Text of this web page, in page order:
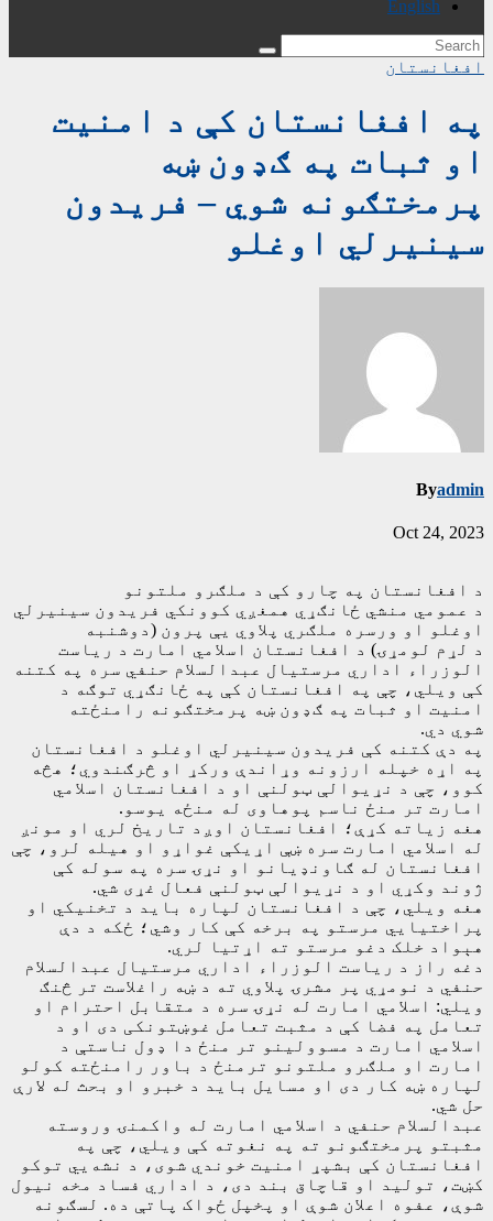
English
افغانستان
په افغانستان کې د امنیت
او ثبات په ګډون ښه
پرمختګونه شوي – فریدون
سینیرلي اوغلو
Byadmin
Oct 24, 2023
د افغانستان په چارو کې د ملګرو ملتونو
د عمومي منشي ځانګړي همغږي کوونکي فریدون سینیرلي
اوغلو او ورسره ملګري پلاوي یې پرون (دوشنبه
د لړم لومړۍ) د افغانستان اسلامي امارت د ریاست
الوزراء اداري مرستیال عبدالسلام حنفي سره په کتنه
کې ویلي، چې په افغانستان کې په ځانګړي توګه د
امنیت او ثبات په ګډون ښه پرمختګونه رامنځته
شوي دي.
په دې کتنه کې فریدون سینیرلي اوغلو د افغانستان
په اړه خپله ارزونه وړاندې ورکړ او څرګندوي؛ هڅه
کوو، چې د نړیوالې ټولنې او د افغانستان اسلامي
امارت تر منځ ناسم پوهاوی له منځه یوسو.
هغه زیاته کړې؛ افغانستان اوږد تاریخ لري او مونږ
له اسلامي امارت سره ښې اړیکې غواړو او هیله لرو، چې
افغانستان له ګاونډیانو او نړۍ سره په سوله کې
ژوند وکړي او د نړیوالې ټولنې فعال غړی شي.
هغه ويلي، چې د افغانستان لپاره بايد د تخنيکي او
پراختيايي مرستو په برخه کې کار وشي؛ ځکه د دې
هېواد خلک دغو مرستو ته اړتيا لري.
دغه راز د ریاست الوزراء اداري مرستیال عبدالسلام
حنفي د نومړي پر مشرۍ پلاوي ته د ښه راغلاست تر څنګ
ویلي: اسلامي امارت له نړۍ سره د متقابل احترام او
تعامل په فضا کې د مثبت تعامل غوښتونکی دی او د
اسلامي امارت د مسوولینو تر منځ دا ډول ناستې د
امارت او ملګرو ملتونو ترمنځ د باور رامنځته کولو
لپاره ښه کار دی او مسایل باید د خبرو او بحث له لارې
حل شي.
عبدالسلام حنفي د اسلامي امارت له واکمنۍ وروسته
مثبتو پرمختګونو ته په نغوته کې ویلي، چې په
افغانستان کې بشپړ امنیت خوندي شوی، د نشه‌یي توکو
کښت، تولید او قاچاق بند دی، د اداري فساد مخه نیول
شوې، عفوه اعلان شوې او پخپل ځواک پاتې ده. لسګونه